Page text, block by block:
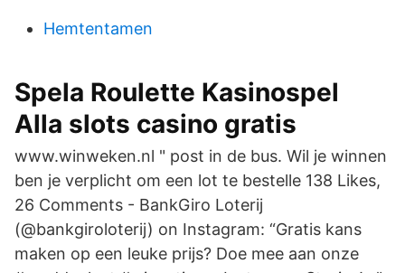
Hemtentamen
Spela Roulette Kasinospel
Alla slots casino gratis
www.winweken.nl " post in de bus. Wil je winnen
ben je verplicht om een lot te bestelle 138 Likes,
26 Comments - BankGiro Loterij
(@bankgiroloterij) on Instagram: “Gratis kans
maken op een leuke prijs? Doe mee aan onze